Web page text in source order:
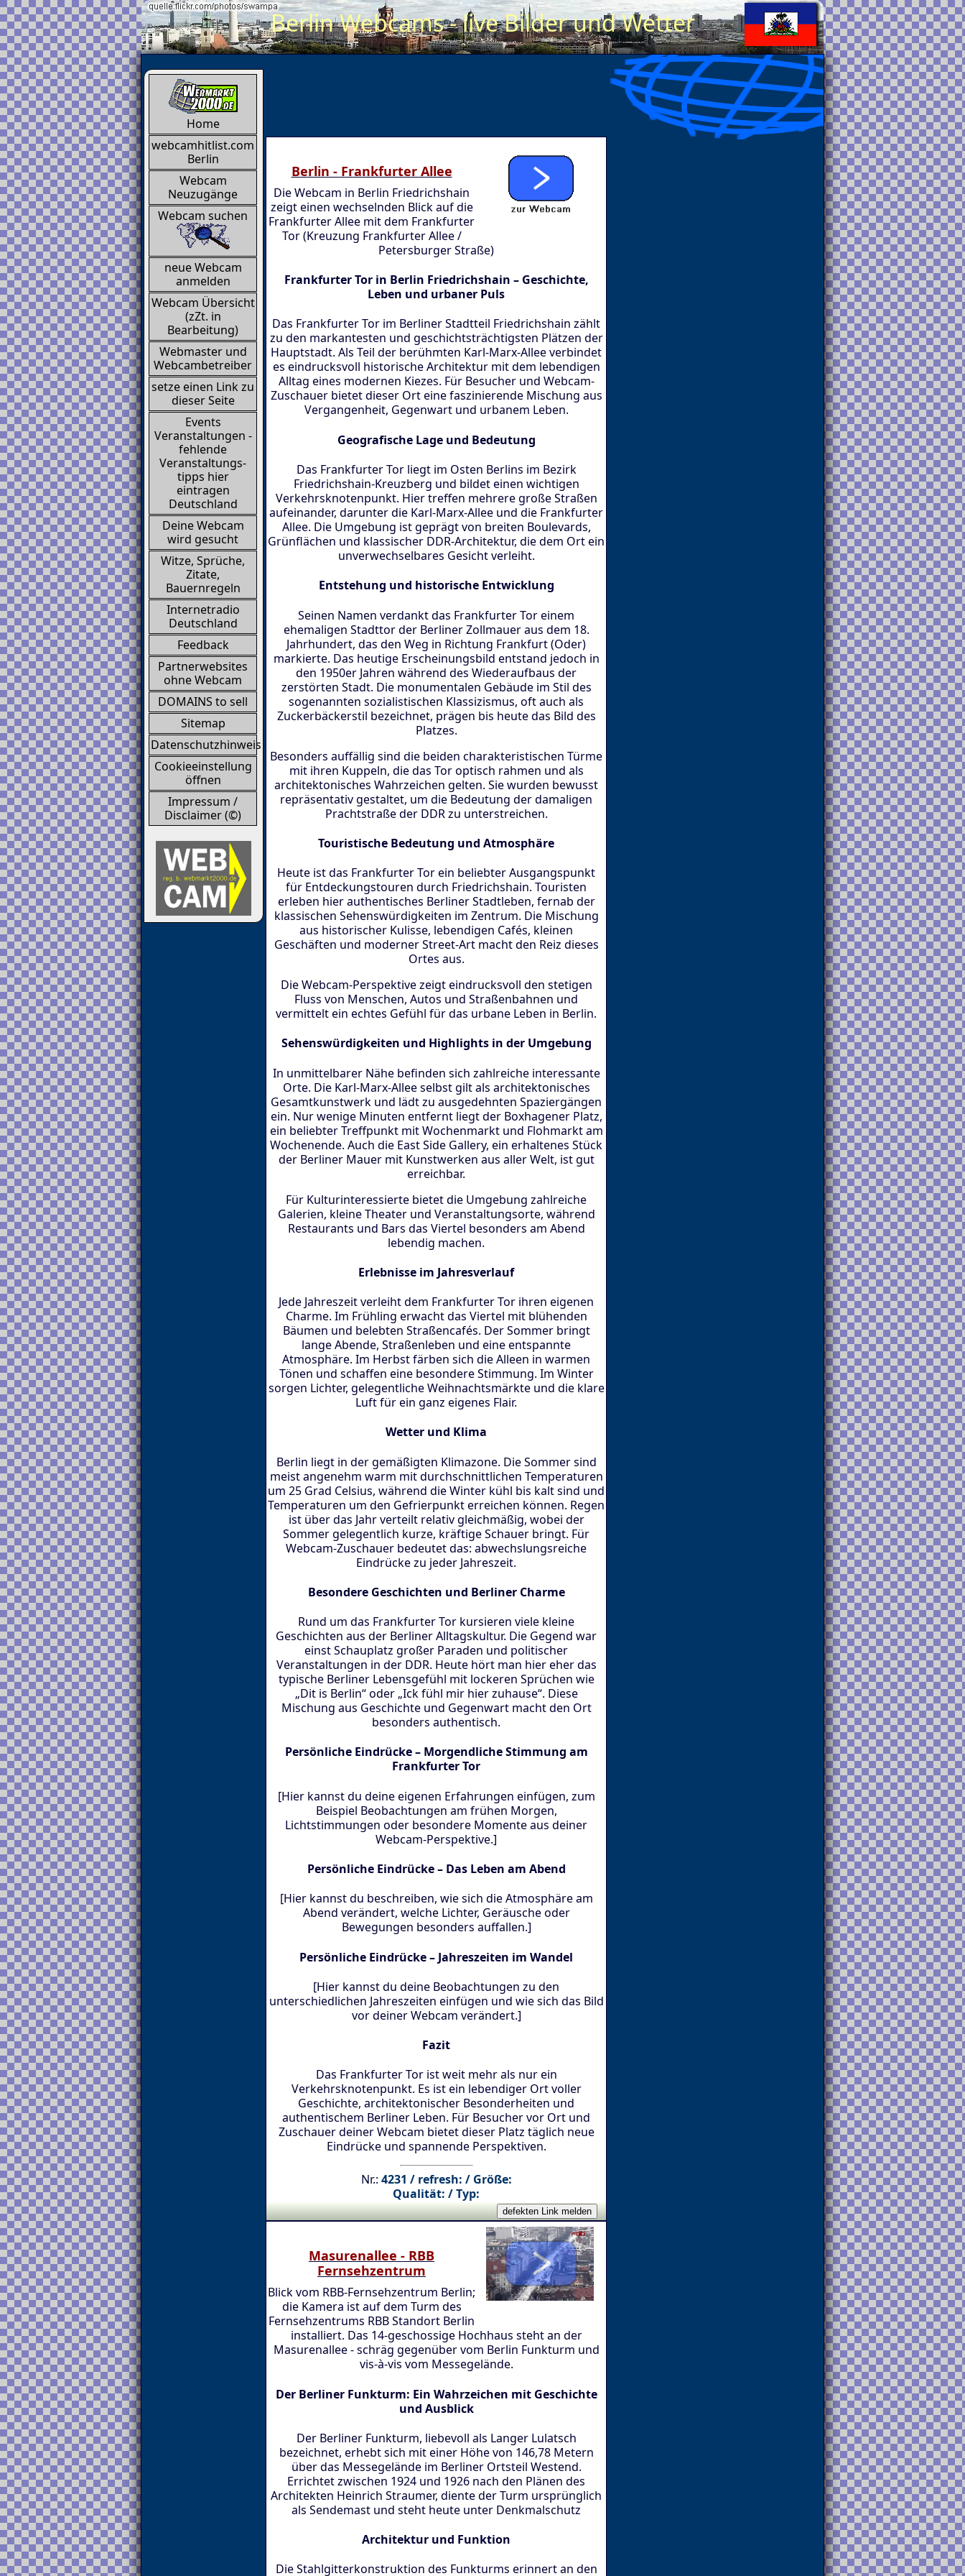
Berlin Webcams - live Bilder und Wetter
Home
webcamhitlist.com
Berlin
Webcam
Neuzugänge
Webcam suchen
neue Webcam
anmelden
Webcam Übersicht
(zZt. in
Bearbeitung)
Webmaster und
Webcambetreiber
setze einen Link zu
dieser Seite
Events
Veranstaltungen -
fehlende
Veranstaltungs-
tipps hier
eintragen
Deutschland
Deine Webcam
wird gesucht
Witze, Sprüche,
Zitate,
Bauernregeln
Internetradio
Deutschland
Feedback
Partnerwebsites
ohne Webcam
DOMAINS to sell
Sitemap
Datenschutzhinweis
Cookieeinstellung
öffnen
Impressum /
Disclaimer (©)
Berlin - Frankfurter Allee
Die Webcam in Berlin Friedrichshain
zeigt einen wechselnden Blick auf die
Frankfurter Allee mit dem Frankfurter
Tor (Kreuzung Frankfurter Allee /
Petersburger Straße)
Frankfurter Tor in Berlin Friedrichshain – Geschichte,
Leben und urbaner Puls
Das Frankfurter Tor im Berliner Stadtteil Friedrichshain zählt
zu den markantesten und geschichtsträchtigsten Plätzen der
Hauptstadt. Als Teil der berühmten Karl-Marx-Allee verbindet
es eindrucksvoll historische Architektur mit dem lebendigen
Alltag eines modernen Kiezes. Für Besucher und Webcam-
Zuschauer bietet dieser Ort eine faszinierende Mischung aus
Vergangenheit, Gegenwart und urbanem Leben.
Geografische Lage und Bedeutung
Das Frankfurter Tor liegt im Osten Berlins im Bezirk
Friedrichshain-Kreuzberg und bildet einen wichtigen
Verkehrsknotenpunkt. Hier treffen mehrere große Straßen
aufeinander, darunter die Karl-Marx-Allee und die Frankfurter
Allee. Die Umgebung ist geprägt von breiten Boulevards,
Grünflächen und klassischer DDR-Architektur, die dem Ort ein
unverwechselbares Gesicht verleiht.
Entstehung und historische Entwicklung
Seinen Namen verdankt das Frankfurter Tor einem
ehemaligen Stadttor der Berliner Zollmauer aus dem 18.
Jahrhundert, das den Weg in Richtung Frankfurt (Oder)
markierte. Das heutige Erscheinungsbild entstand jedoch in
den 1950er Jahren während des Wiederaufbaus der
zerstörten Stadt. Die monumentalen Gebäude im Stil des
sogenannten sozialistischen Klassizismus, oft auch als
Zuckerbäckerstil bezeichnet, prägen bis heute das Bild des
Platzes.
Besonders auffällig sind die beiden charakteristischen Türme
mit ihren Kuppeln, die das Tor optisch rahmen und als
architektonisches Wahrzeichen gelten. Sie wurden bewusst
repräsentativ gestaltet, um die Bedeutung der damaligen
Prachtstraße der DDR zu unterstreichen.
Touristische Bedeutung und Atmosphäre
Heute ist das Frankfurter Tor ein beliebter Ausgangspunkt
für Entdeckungstouren durch Friedrichshain. Touristen
erleben hier authentisches Berliner Stadtleben, fernab der
klassischen Sehenswürdigkeiten im Zentrum. Die Mischung
aus historischer Kulisse, lebendigen Cafés, kleinen
Geschäften und moderner Street-Art macht den Reiz dieses
Ortes aus.
Die Webcam-Perspektive zeigt eindrucksvoll den stetigen
Fluss von Menschen, Autos und Straßenbahnen und
vermittelt ein echtes Gefühl für das urbane Leben in Berlin.
Sehenswürdigkeiten und Highlights in der Umgebung
In unmittelbarer Nähe befinden sich zahlreiche interessante
Orte. Die Karl-Marx-Allee selbst gilt als architektonisches
Gesamtkunstwerk und lädt zu ausgedehnten Spaziergängen
ein. Nur wenige Minuten entfernt liegt der Boxhagener Platz,
ein beliebter Treffpunkt mit Wochenmarkt und Flohmarkt am
Wochenende. Auch die East Side Gallery, ein erhaltenes Stück
der Berliner Mauer mit Kunstwerken aus aller Welt, ist gut
erreichbar.
Für Kulturinteressierte bietet die Umgebung zahlreiche
Galerien, kleine Theater und Veranstaltungsorte, während
Restaurants und Bars das Viertel besonders am Abend
lebendig machen.
Erlebnisse im Jahresverlauf
Jede Jahreszeit verleiht dem Frankfurter Tor ihren eigenen
Charme. Im Frühling erwacht das Viertel mit blühenden
Bäumen und belebten Straßencafés. Der Sommer bringt
lange Abende, Straßenleben und eine entspannte
Atmosphäre. Im Herbst färben sich die Alleen in warmen
Tönen und schaffen eine besondere Stimmung. Im Winter
sorgen Lichter, gelegentliche Weihnachtsmärkte und die klare
Luft für ein ganz eigenes Flair.
Wetter und Klima
Berlin liegt in der gemäßigten Klimazone. Die Sommer sind
meist angenehm warm mit durchschnittlichen Temperaturen
um 25 Grad Celsius, während die Winter kühl bis kalt sind und
Temperaturen um den Gefrierpunkt erreichen können. Regen
ist über das Jahr verteilt relativ gleichmäßig, wobei der
Sommer gelegentlich kurze, kräftige Schauer bringt. Für
Webcam-Zuschauer bedeutet das: abwechslungsreiche
Eindrücke zu jeder Jahreszeit.
Besondere Geschichten und Berliner Charme
Rund um das Frankfurter Tor kursieren viele kleine
Geschichten aus der Berliner Alltagskultur. Die Gegend war
einst Schauplatz großer Paraden und politischer
Veranstaltungen in der DDR. Heute hört man hier eher das
typische Berliner Lebensgefühl mit lockeren Sprüchen wie
„Dit is Berlin“ oder „Ick fühl mir hier zuhause“. Diese
Mischung aus Geschichte und Gegenwart macht den Ort
besonders authentisch.
Persönliche Eindrücke – Morgendliche Stimmung am
Frankfurter Tor
[Hier kannst du deine eigenen Erfahrungen einfügen, zum
Beispiel Beobachtungen am frühen Morgen,
Lichtstimmungen oder besondere Momente aus deiner
Webcam-Perspektive.]
Persönliche Eindrücke – Das Leben am Abend
[Hier kannst du beschreiben, wie sich die Atmosphäre am
Abend verändert, welche Lichter, Geräusche oder
Bewegungen besonders auffallen.]
Persönliche Eindrücke – Jahreszeiten im Wandel
[Hier kannst du deine Beobachtungen zu den
unterschiedlichen Jahreszeiten einfügen und wie sich das Bild
vor deiner Webcam verändert.]
Fazit
Das Frankfurter Tor ist weit mehr als nur ein
Verkehrsknotenpunkt. Es ist ein lebendiger Ort voller
Geschichte, architektonischer Besonderheiten und
authentischem Berliner Leben. Für Besucher vor Ort und
Zuschauer deiner Webcam bietet dieser Platz täglich neue
Eindrücke und spannende Perspektiven.
Nr.: 4231 / refresh: / Größe:
Qualität: / Typ:
Masurenallee - RBB
Fernsehzentrum
Blick vom RBB-Fernsehzentrum Berlin;
die Kamera ist auf dem Turm des
Fernsehzentrums RBB Standort Berlin
installiert. Das 14-geschossige Hochhaus steht an der
Masurenallee - schräg gegenüber vom Berlin Funkturm und
vis-à-vis vom Messegelände.
Der Berliner Funkturm: Ein Wahrzeichen mit Geschichte
und Ausblick
Der Berliner Funkturm, liebevoll als Langer Lulatsch
bezeichnet, erhebt sich mit einer Höhe von 146,78 Metern
über das Messegelände im Berliner Ortsteil Westend.
Errichtet zwischen 1924 und 1926 nach den Plänen des
Architekten Heinrich Straumer, diente der Turm ursprünglich
als Sendemast und steht heute unter Denkmalschutz
Architektur und Funktion
Die Stahlgitterkonstruktion des Funkturms erinnert an den